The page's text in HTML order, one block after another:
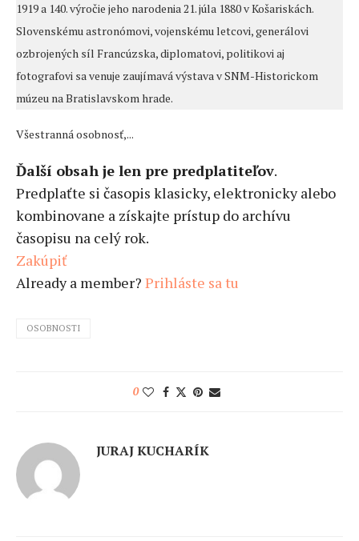
1919 a 140. výročie jeho narodenia 21. júla 1880 v Košariskách.
Slovenskému astronómovi, vojenskému letcovi, generálovi
ozbrojených síl Francúzska, diplomatovi, politikovi aj
fotografovi sa venuje zaujímavá výstava v SNM-Historickom
múzeu na Bratislavskom hrade.
Všestranná osobnosť,...
Ďalší obsah je len pre predplatiteľov.
Predplaťte si časopis klasicky, elektronicky alebo
kombinovane a získajte prístup do archívu
časopisu na celý rok.
Zakúpiť
Already a member? Prihláste sa tu
OSOBNOSTI
0
JURAJ KUCHARÍK